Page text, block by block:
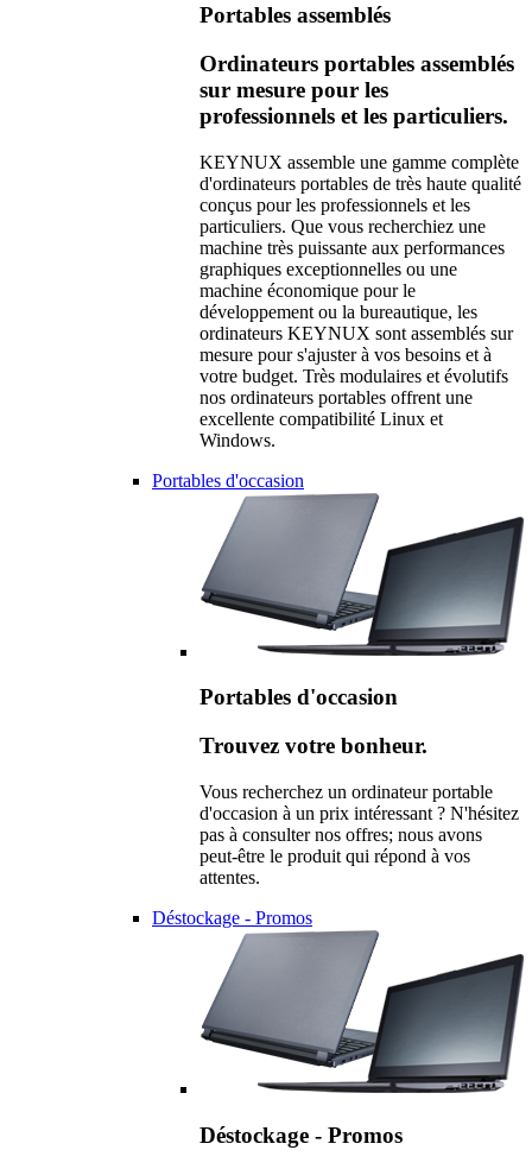
Portables assemblés
Ordinateurs portables assemblés
sur mesure pour les
professionnels et les particuliers.
KEYNUX assemble une gamme complète
d'ordinateurs portables de très haute qualité
conçus pour les professionnels et les
particuliers. Que vous recherchiez une
machine très puissante aux performances
graphiques exceptionnelles ou une
machine économique pour le
développement ou la bureautique, les
ordinateurs KEYNUX sont assemblés sur
mesure pour s'ajuster à vos besoins et à
votre budget. Très modulaires et évolutifs
nos ordinateurs portables offrent une
excellente compatibilité Linux et
Windows.
Portables d'occasion
Portables d'occasion
Trouvez votre bonheur.
Vous recherchez un ordinateur portable
d'occasion à un prix intéressant ? N'hésitez
pas à consulter nos offres; nous avons
peut-être le produit qui répond à vos
attentes.
Déstockage - Promos
Déstockage - Promos